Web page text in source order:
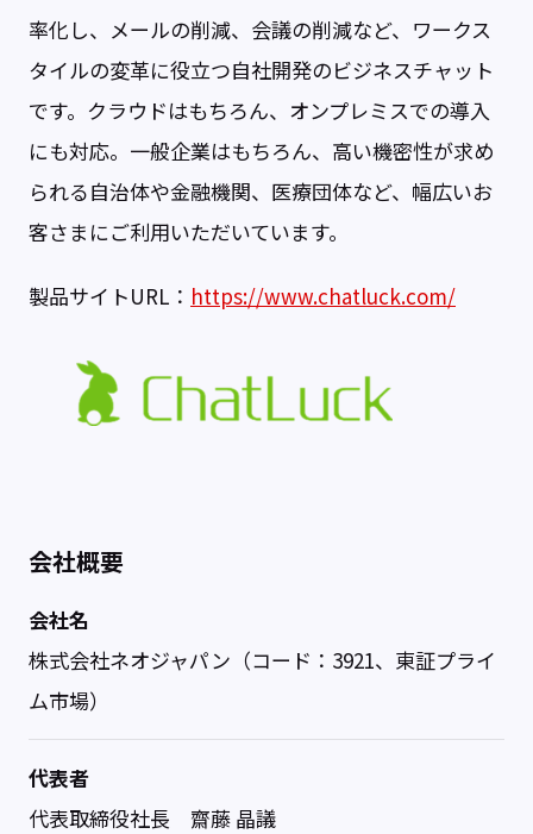
率化し、メールの削減、会議の削減など、ワークス
タイルの変革に役立つ自社開発のビジネスチャット
です。クラウドはもちろん、オンプレミスでの導入
にも対応。一般企業はもちろん、高い機密性が求め
られる自治体や金融機関、医療団体など、幅広いお
客さまにご利用いただいています。
製品サイトURL： https://www.chatluck.com/
会社概要
会社名
株式会社ネオジャパン（コード：3921、東証プライ
ム市場）
代表者
代表取締役社長 齋藤 晶議